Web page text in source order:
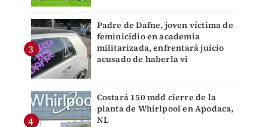
Padre de Dafne, joven víctima de
feminicidio en academia
militarizada, enfrentará juicio
acusado de haberla vi
Costará 150 mdd cierre de la
planta de Whirlpool en Apodaca,
NL